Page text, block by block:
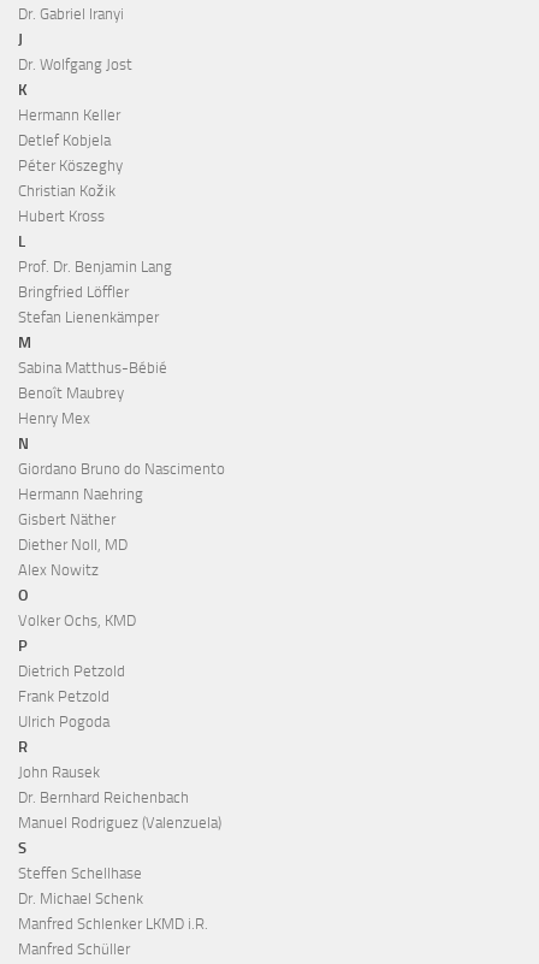
Dr. Gabriel Iranyi
J
Dr. Wolfgang Jost
K
Hermann Keller
Detlef Kobjela
Péter Köszeghy
Christian Kožik
Hubert Kross
L
Prof. Dr. Benjamin Lang
Bringfried Löffler
Stefan Lienenkämper
M
Sabina Matthus-Bébié
Benoît Maubrey
Henry Mex
N
Giordano Bruno do Nascimento
Hermann Naehring
Gisbert Näther
Diether Noll, MD
Alex Nowitz
O
Volker Ochs, KMD
P
Dietrich Petzold
Frank Petzold
Ulrich Pogoda
R
John Rausek
Dr. Bernhard Reichenbach
Manuel Rodriguez (Valenzuela)
S
Steffen Schellhase
Dr. Michael Schenk
Manfred Schlenker LKMD i.R.
Manfred Schüller